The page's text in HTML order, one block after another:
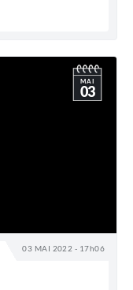
03 MAI 2022 - 17h06
MAI
03